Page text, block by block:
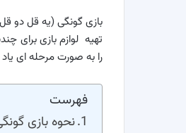
بازی گونگی (یه قل دو
تهیه لوازم بازی برای
را به صورت مرحله ای یاد
فهرست
نحوه بازی